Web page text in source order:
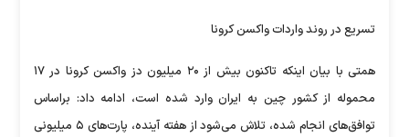
تسریع در روند واردات واکسن کرونا
همتی با بیان اینکه تاکنون بیش از ۲۰ میلیون دز واکسن کرونا در ۱۷
محموله از کشور چین به ایران وارد شده است، ادامه داد: براساس
توافق‌های انجام شده، تلاش می‌شود از هفته آینده، پارت‌های ۵ میلیونی